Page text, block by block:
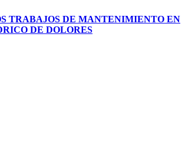
TRABAJOS DE MANTENIMIENTO EN
DE DOLORES